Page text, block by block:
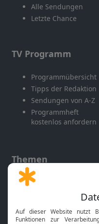
Alle Sendungen
Letzte Chance
TV Programm
Programmübersicht
Tipps der Redaktion
Sendungen von A-Z
Programmheft
kostenlos anfordern
Themen
Gott und Bibel erklärt
Neuigkeiten